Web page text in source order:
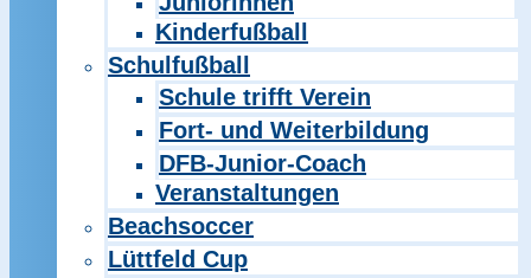
Kinderfußball
Schulfußball
Schule trifft Verein
Fort- und Weiterbildung
DFB-Junior-Coach
Veranstaltungen
Beachsoccer
Lüttfeld Cup